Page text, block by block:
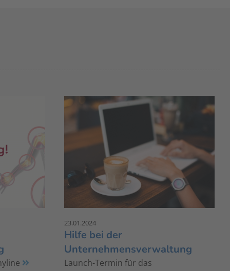
23.01.2024
Hilfe bei der
Unternehmensverwaltung
Launch-Termin für das